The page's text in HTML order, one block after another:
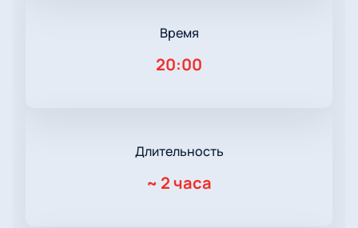
Время
20:00
Длительность
~ 2 часа